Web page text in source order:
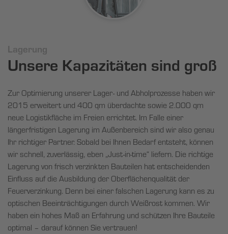
Lagerung
Unsere Kapazitäten sind groß
Zur Optimierung unserer Lager- und Abholprozesse haben wir
2015 erweitert und 400 qm überdachte sowie 2.000 qm
neue Logistikfläche im Freien errichtet. Im Falle einer
längerfristigen Lagerung im Außenbereich sind wir also genau
Ihr richtiger Partner. Sobald bei Ihnen Bedarf entsteht, können
wir schnell, zuverlässig, eben „Just-in-time“ liefern. Die richtige
Lagerung von frisch verzinkten Bauteilen hat entscheidenden
Einfluss auf die Ausbildung der Oberflächenqualität der
Feuerverzinkung. Denn bei einer falschen Lagerung kann es zu
optischen Beeinträchtigungen durch Weißrost kommen. Wir
haben ein hohes Maß an Erfahrung und schützen Ihre Bauteile
optimal – darauf können Sie vertrauen!